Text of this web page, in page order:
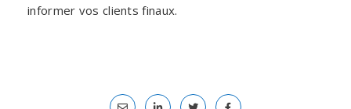
informer vos clients finaux.